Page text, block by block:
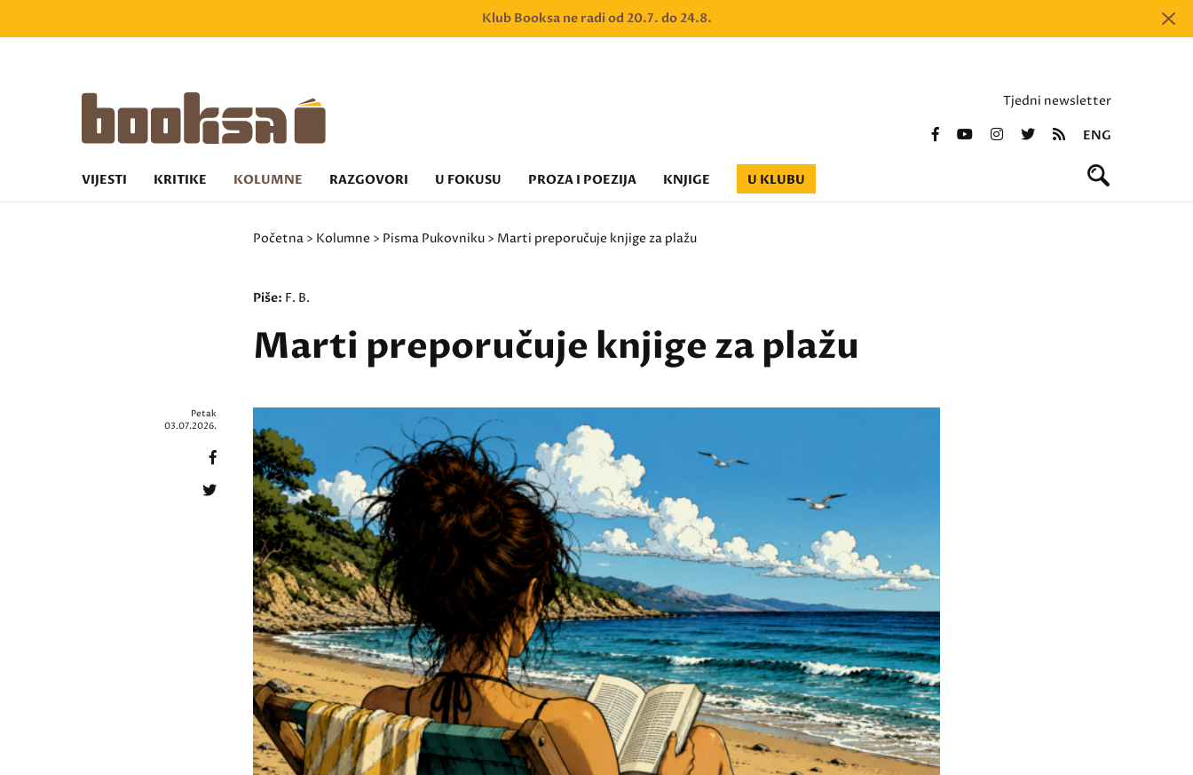
Klub Booksa ne radi od 20.7. do 24.8.
Tjedni newsletter
ENG
VIJESTI KRITIKE KOLUMNE RAZGOVORI U FOKUSU PROZA I POEZIJA KNJIGE U KLUBU
Početna > Kolumne > Pisma Pukovniku > Marti preporučuje knjige za plažu
Piše: F. B.
Marti preporučuje knjige za plažu
Petak
03.07.2026.